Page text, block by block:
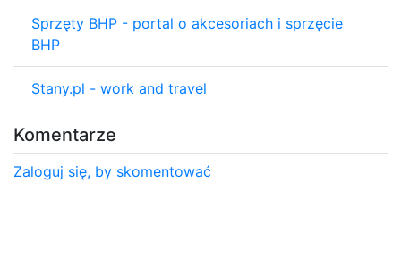
Sprzęty BHP - portal o akcesoriach i sprzęcie
BHP
Stany.pl - work and travel
Komentarze
Zaloguj się, by skomentować